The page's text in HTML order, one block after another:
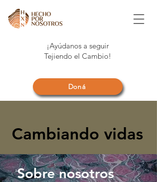
¡Ayúdanos a seguir
Tejiendo el Cambio!
Doná
Cambiando vidas
Sobre nosotros